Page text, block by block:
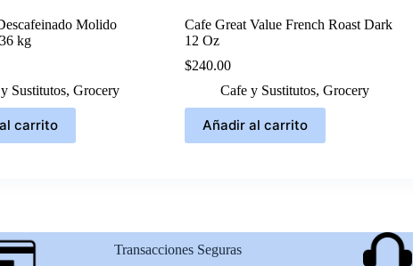
Molido
kg
Sustitutos, Grocery
carrito
Cafe Great Value French Roast Dark
12 Oz
$240.00
Cafe y Sustitutos, Grocery
Añadir al carrito
Transacciones Seguras